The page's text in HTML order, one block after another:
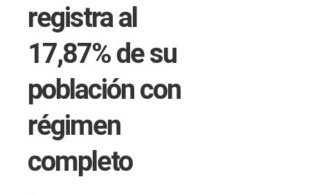
registra al
17,87% de su
población con
régimen
completo